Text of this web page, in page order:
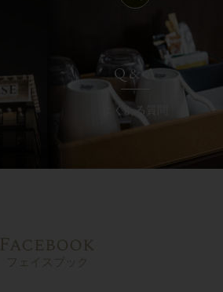
Q & A
よくある質問
Facebook
フェイスブック